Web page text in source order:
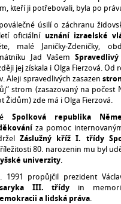
kteří ji potřebovali, byla po
úsilí o záchranu
oficiální uznání izraelské
malé Janičky-Zdeničky,
Jad Vašem
jej získala i Olga Fierzová. Od
Aleji spravedlivých zasazen
strom (zasazovaný na počest
Židům) zde má i Olga Fierzová.
Spolková republika
za pomoc
Záslužný kříž I. třídy
80. narozenin mu byl
univerzity.
1991 propůjčil prezident
III. třídy in
a lidská práva.